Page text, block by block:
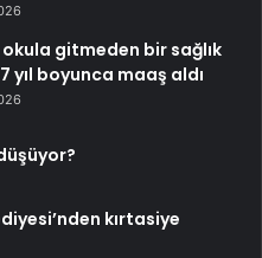
gitmeden bir sağlık
yıl boyunca maaş aldı
kırtasiye